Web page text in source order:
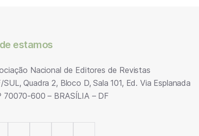
estamos
Nacional de Editores de Revistas
SUL, Quadra 2, Bloco D, Sala 101, Ed. Via Esplanada
70070-600 – BRASÍLIA – DF